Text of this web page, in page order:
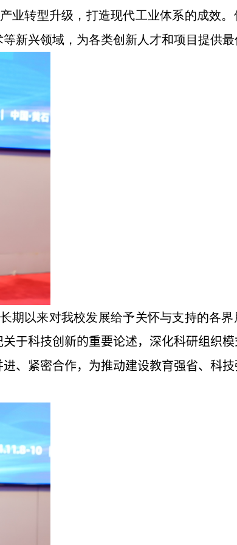
业转型升级，打造现代工业体系的成效
新兴领域，为各类创新人才和项目提供
期以来对我校发展给予关怀与支持的各
于科技创新的重要论述，深化科研组织
、紧密合作，为推动建设教育强省、科